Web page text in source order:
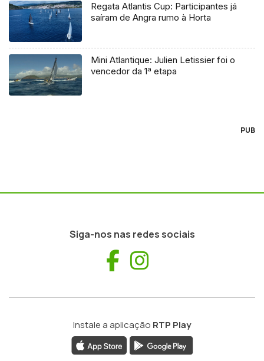
Regata Atlantis Cup: Participantes já
saíram de Angra rumo à Horta
Mini Atlantique: Julien Letissier foi o
vencedor da 1ª etapa
PUB
Siga-nos nas redes sociais
Facebook
Instale a aplicação RTP Play